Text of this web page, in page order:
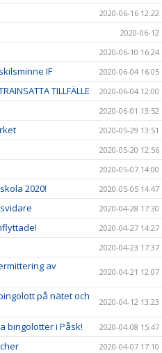
2020-06-16 12:22
2020-06-12
2020-06-10 16:24
IF 2020-06-04 16:05
TILLFÄLLE 2020-06-04 12:00
2020-06-01 13:52
2020-05-29 13:51
2020-05-20 12:56
2020-05-07 14:00
2020! 2020-05-05 14:47
2020-04-28 17:30
2020-04-27 14:27
2020-04-23 17:37
av
2020-04-21 12:07
på nätet och
2020-04-12 13:23
bingolotter i Påsk! 2020-04-08 15:47
2020-04-07 17:10